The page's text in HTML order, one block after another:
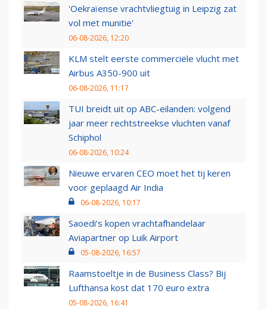
'Oekraïense vrachtvliegtuig in Leipzig zat
vol met munitie'
06-08-2026, 12:20
KLM stelt eerste commerciële vlucht met
Airbus A350-900 uit
06-08-2026, 11:17
TUI breidt uit op ABC-eilanden: volgend
jaar meer rechtstreekse vluchten vanaf
Schiphol
06-08-2026, 10:24
Nieuwe ervaren CEO moet het tij keren
voor geplaagd Air India
06-08-2026, 10:17
Saoedi’s kopen vrachtafhandelaar
Aviapartner op Luik Airport
05-08-2026, 16:57
Raamstoeltje in de Business Class? Bij
Lufthansa kost dat 170 euro extra
05-08-2026, 16:41